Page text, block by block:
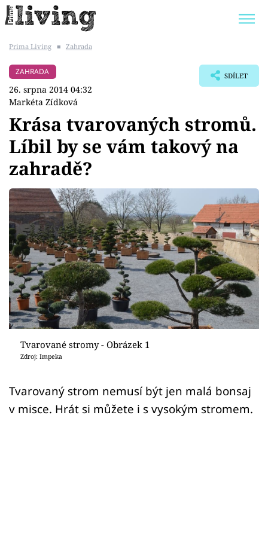
BYDLENÍ SLAVNÝCH
Témata
Bydlení
Zahrada
Design
Sledujte prima+
Přihlášení
Sledujte nás
Prima Living ■ Zahrada
ZAHRADA
26. srpna 2014 04:32
Markéta Zídková
SDÍLET
Krása tvarovaných stromů.
Líbil by se vám takový na
zahradě?
Tvarované stromy - Obrázek 1
Zdroj: Impeka
Tvarovaný strom nemusí být jen malá bonsaj
v misce. Hrát si můžete i s vysokým stromem.